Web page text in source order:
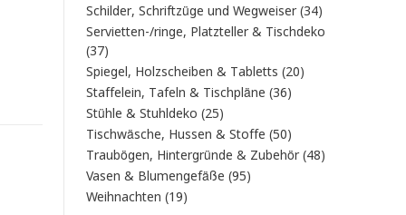
Produkte
Schilder, Schriftzüge und Wegweiser 3434
Produkte
Servietten-/ringe, Platzteller & Tischdeko
3737
Produkte
Spiegel, Holzscheiben & Tabletts 2020
Staffelein, Tafeln & Tischpläne 3636
Stühle & Stuhldeko 2525
Produkte
Tischwäsche, Hussen & Stoffe 5050
Produkte
Traubögen, Hintergründe & Zubehör 4848
Vasen & Blumengefäße 9595
Weihnachten 1919